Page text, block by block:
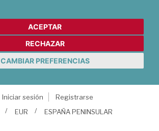
ACEPTAR
RECHAZAR
CAMBIAR PREFERENCIAS
Iniciar sesión
Registrarse
EUR ESPAÑA PENINSULAR